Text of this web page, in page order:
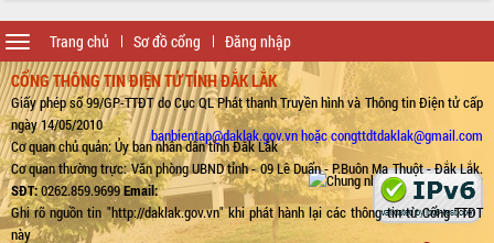
Trang chủ Sơ đồ cổng Đăng nhập
Toggle
navigation
CỔNG THÔNG TIN ĐIỆN TỬ TỈNH ĐẮK LẮK
Giấy phép số 99/GP-TTĐT do Cục QL Phát thanh Truyền hình và Thông tin Điện tử cấp
ngày 14/05/2010
Cơ quan chủ quản: Ủy ban nhân dân tỉnh Đắk Lắk
Cơ quan thường trực: Văn phòng UBND tỉnh - 09 Lê Duẩn - P.Buôn Ma Thuột - Đắk Lắk.
SĐT:0262.859.9699Email:
banbientap@daklak.gov.vn hoặc congttdtdaklak@gmail.com
Ghi rõ nguồn tin "http://daklak.gov.vn" khi phát hành lại các thông tin từ Cổng TTĐT
này